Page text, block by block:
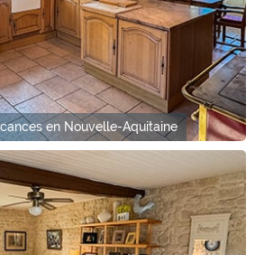
en Nouvelle-Aquitaine